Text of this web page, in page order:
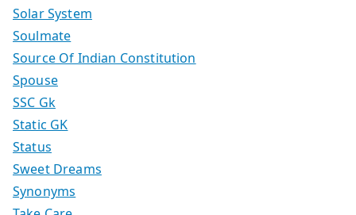
Solar System
Soulmate
Source Of Indian Constitution
Spouse
SSC Gk
Static GK
Status
Sweet Dreams
Synonyms